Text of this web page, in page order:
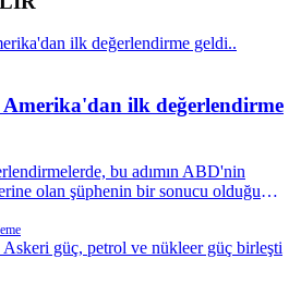
Amerika'dan ilk değerlendirme
bu adımın ABD'nin
olan şüphenin bir sonucu olduğu
direkt bir düşmanlık olarak görmekten
savunma yükünü sırtlanma arzusu